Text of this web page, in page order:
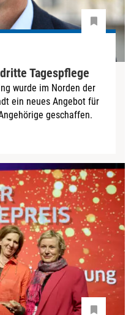
Tagespflege
wurde im Norden der
ein neues Angebot für
geschaffen.